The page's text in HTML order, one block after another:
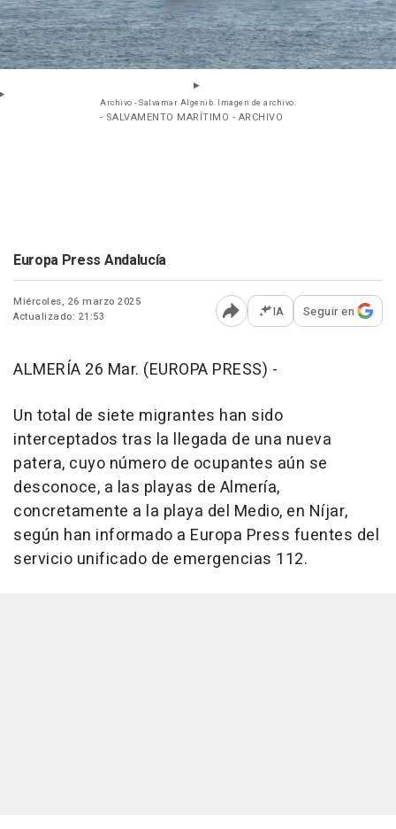
Archivo - Salvamar Algenib. Imagen de archivo.
- SALVAMENTO MARÍTIMO - ARCHIVO
Europa Press Andalucía
Miércoles, 26 marzo 2025
Actualizado: 21:53
Abrir opciones para
IA Seguir en
ALMERÍA 26 Mar. (EUROPA PRESS) -
Un total de siete migrantes han sido
interceptados tras la llegada de una nueva
patera, cuyo número de ocupantes aún se
desconoce, a las playas de Almería,
concretamente a la playa del Medio, en Níjar,
según han informado a Europa Press fuentes del
servicio unificado de emergencias 112.